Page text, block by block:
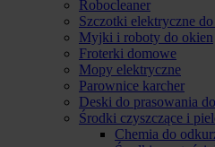
Robocleaner
Szczotki elektryczne do
Myjki i roboty do okien
Froterki domowe
Mopy elektryczne
Parownice karcher
Deski do prasowania
Środki czyszczące i
Chemia do